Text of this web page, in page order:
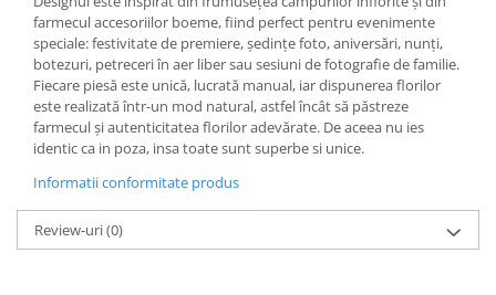
farmecul accesoriilor boeme, fiind perfect pentru evenimente
speciale: festivitate de premiere, ședințe foto, aniversări, nunți,
botezuri, petreceri în aer liber sau sesiuni de fotografie de familie.
Fiecare piesă este unică, lucrată manual, iar dispunerea florilor
este realizată într-un mod natural, astfel încât să păstreze
farmecul și autenticitatea florilor adevărate. De aceea nu ies
identic ca in poza, insa toate sunt superbe si unice.
Informatii conformitate produs
Review-uri(0)